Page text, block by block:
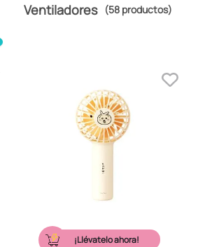
Ventiladores 58 productos
¡Llévatelo ahora!
chiikawas